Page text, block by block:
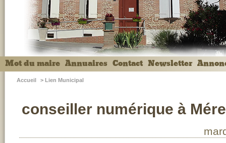
Mot du maire Annuaires Contact Newsletter
Accueil > Lien Municipal
conseiller numérique à